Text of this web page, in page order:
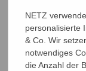
NETZ
Marktlaubenstraße 9
35390 Gießen
Germany
NETZ
personalisierte
& Co. Wir
notwendiges
die Anzahl der